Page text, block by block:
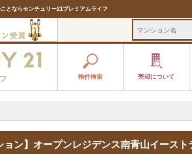
とならセンチュリー21プレミアムライフ
物件検索 売却について
ョン】オープンレジデンス南青山イー